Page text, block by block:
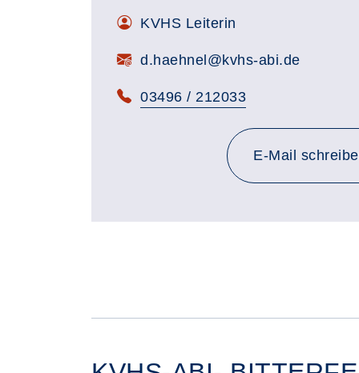
KVHS Leiterin
d.haehnel@kvhs-abi.de
03496 / 212033
E-Mail an